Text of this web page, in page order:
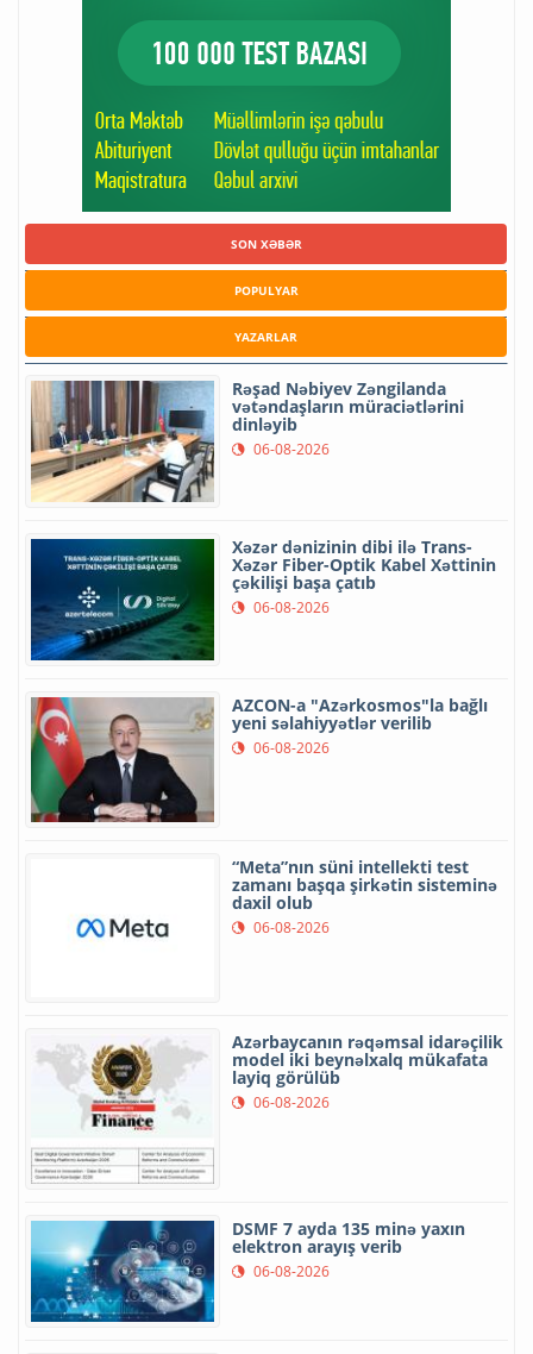
SON XƏBƏR
POPULYAR
YAZARLAR
Rəşad Nəbiyev Zəngilanda
vətəndaşların müraciətlərini
dinləyib
06-08-2026
Xəzər dənizinin dibi ilə Trans-
Xəzər Fiber-Optik Kabel Xəttinin
çəkilişi başa çatıb
06-08-2026
AZCON-a "Azərkosmos"la bağlı
yeni səlahiyyətlər verilib
06-08-2026
“Meta”nın süni intellekti test
zamanı başqa şirkətin sisteminə
daxil olub
06-08-2026
Azərbaycanın rəqəmsal idarəçilik
model iki beynəlxalq mükafata
layiq görülüb
06-08-2026
DSMF 7 ayda 135 minə yaxın
elektron arayış verib
06-08-2026